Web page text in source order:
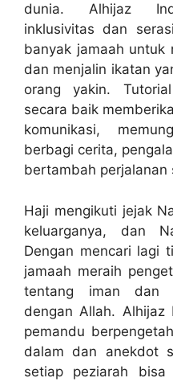
dunia. Alhijaz
inklusivitas dan
banyak jamaah untuk
dan menjalin ikatan
orang yakin.
secara baik
komunikasi,
berbagi cerita,
bertambah perjalanan
Haji mengikuti jejak
keluarganya, dan
Dengan mencari lagi
jamaah meraih
tentang iman dan
dengan Allah. Alhijaz
pemandu
dalam dan anekdot
setiap peziarah bisa